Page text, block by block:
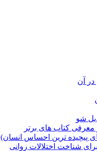
در آن
شو
کتاب های برتر
پیچیده ترین احساس انسان)
شناخت اختلالات روانی